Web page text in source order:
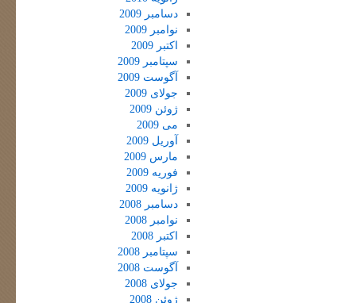
دسامبر 2009
نوامبر 2009
اکتبر 2009
سپتامبر 2009
آگوست 2009
جولای 2009
ژوئن 2009
می 2009
آوریل 2009
مارس 2009
فوریه 2009
ژانویه 2009
دسامبر 2008
نوامبر 2008
اکتبر 2008
سپتامبر 2008
آگوست 2008
جولای 2008
ژوئن 2008